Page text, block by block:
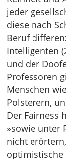
jeder
diese nach
Beruf
Intelligenten
und der
Professoren
Menschen
Polsterern,
Der Fairness
»sowie unter
nicht
optimistische